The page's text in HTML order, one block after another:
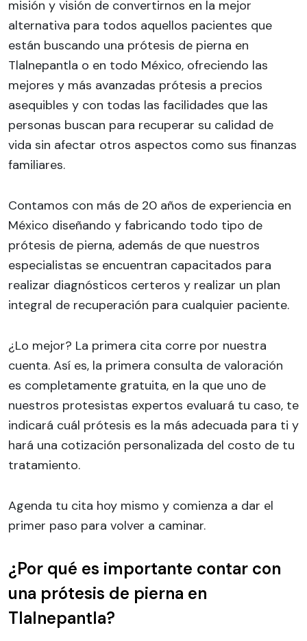
misión y visión de convertirnos en la mejor
alternativa para todos aquellos pacientes que
están buscando una prótesis de pierna en
Tlalnepantla o en todo México, ofreciendo las
mejores y más avanzadas prótesis a precios
asequibles y con todas las facilidades que las
personas buscan para recuperar su calidad de
vida sin afectar otros aspectos como sus finanzas
familiares.
Contamos con más de 20 años de experiencia en
México diseñando y fabricando todo tipo de
prótesis de pierna, además de que nuestros
especialistas se encuentran capacitados para
realizar diagnósticos certeros y realizar un plan
integral de recuperación para cualquier paciente.
¿Lo mejor? La primera cita corre por nuestra
cuenta. Así es, la primera consulta de valoración
es completamente gratuita, en la que uno de
nuestros protesistas expertos evaluará tu caso, te
indicará cuál prótesis es la más adecuada para ti y
hará una cotización personalizada del costo de tu
tratamiento.
Agenda tu cita hoy mismo y comienza a dar el
primer paso para volver a caminar.
¿Por qué es importante contar con
una prótesis de pierna en
Tlalnepantla?